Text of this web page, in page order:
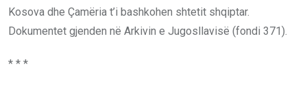
Kosova dhe Çamëria t’i bashkohen shtetit shqiptar.
Dokumentet gjenden në Arkivin e Jugosllavisë (fondi 371).
* * *